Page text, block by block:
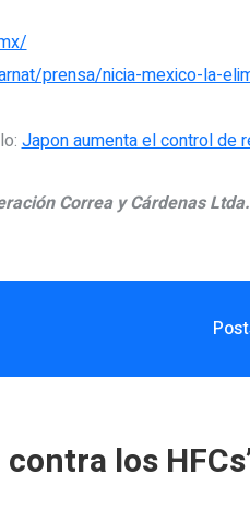
prensa/nicia-mexico-la-
Japon aumenta el control de
Correa y Cárdenas Ltda.
los HFCs